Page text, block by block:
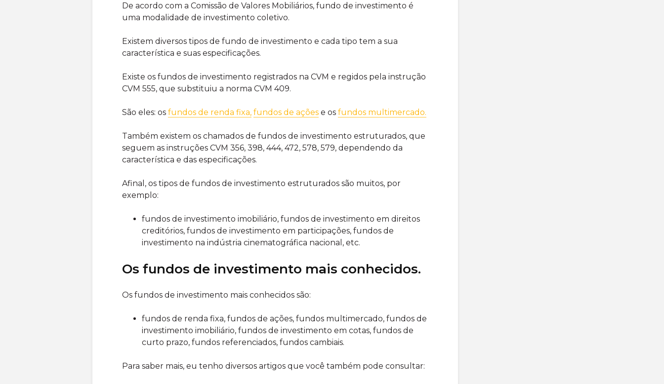
De acordo com a Comissão de Valores Mobiliários, fundo de investimento é
uma modalidade de investimento coletivo.
Existem diversos tipos de fundo de investimento e cada tipo tem a sua
característica e suas especificações.
Existe os fundos de investimento registrados na CVM e regidos pela instrução
CVM 555, que substituiu a norma CVM 409.
São eles: os fundos de renda fixa, fundos de ações e os fundos multimercado.
Também existem os chamados de fundos de investimento estruturados, que
seguem as instruções CVM 356, 398, 444, 472, 578, 579, dependendo da
característica e das especificações.
Afinal, os tipos de fundos de investimento estruturados são muitos, por
exemplo:
fundos de investimento imobiliário, fundos de investimento em direitos
creditórios, fundos de investimento em participações, fundos de
investimento na indústria cinematográfica nacional, etc.
Os fundos de investimento mais conhecidos.
Os fundos de investimento mais conhecidos são:
fundos de renda fixa, fundos de ações, fundos multimercado, fundos de
investimento imobiliário, fundos de investimento em cotas, fundos de
curto prazo, fundos referenciados, fundos cambiais.
Para saber mais, eu tenho diversos artigos que você também pode consultar: